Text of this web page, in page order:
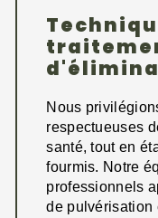
Nous
respectueuses
santé, tout en
fourmis. Notre
professionnels
de pulvérisation